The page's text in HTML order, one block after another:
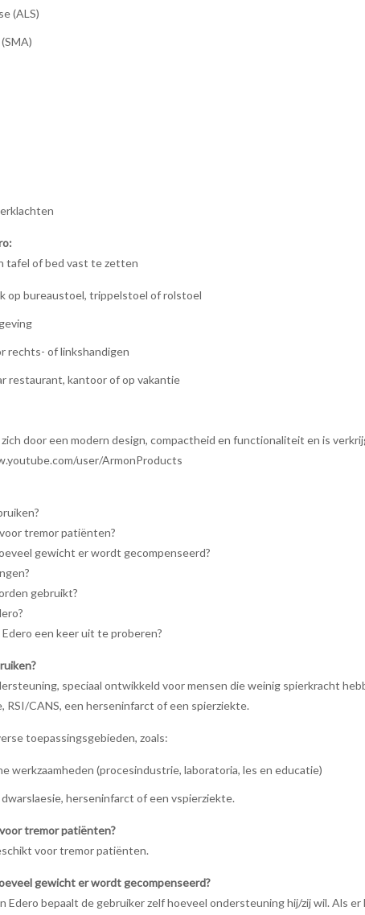
(ALS)
tafel of bed vast te zetten
op bureaustoel, trippelstoel of rolstoel
rechts- of linkshandigen
restaurant, kantoor of op vakantie
door een modern design, compactheid en functionaliteit en is
user/ArmonProducts
tremor patiënten?
gewicht er wordt gecompenseerd?
gebruikt?
een keer uit te proberen?
speciaal ontwikkeld voor mensen die weinig spierkracht
RSI/CANS, een herseninfarct of een spierziekte.
toepassingsgebieden, zoals:
werkzaamheden (procesindustrie, laboratoria, les en educatie)
herseninfarct of een vspierziekte.
tremor patiënten?
voor tremor patiënten.
gewicht er wordt gecompenseerd?
Edero bepaalt de gebruiker zelf hoeveel ondersteuning hij/zij wil. Als